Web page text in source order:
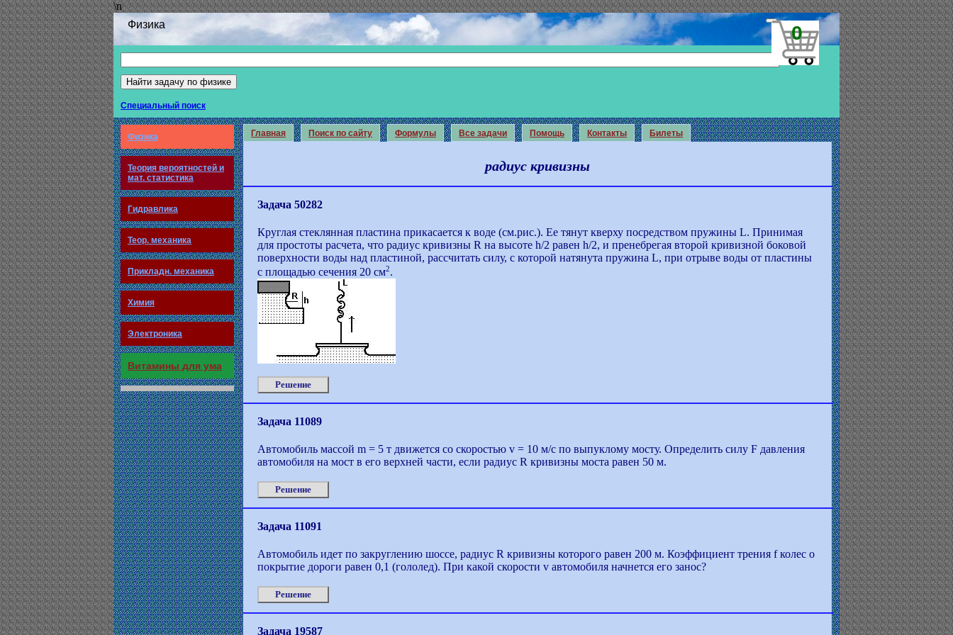
\n
Физика
0
Специальный поиск
Физика
Теория вероятностей и
мат. статистика
Гидравлика
Теор. механика
Прикладн. механика
Химия
Электроника
Витамины для ума
Главная Поиск по сайту Формулы Все задачи Помощь Контакты Билеты
радиус кривизны
Задача 50282
Круглая стеклянная пластина прикасается к воде (см.рис.). Ее тянут кверху посредством пружины L. Принимая
для простоты расчета, что радиус кривизны R на высоте h/2 равен h/2, и пренебрегая второй кривизной боковой
поверхности воды над пластиной, рассчитать силу, с которой натянута пружина L, при отрыве воды от пластины
с площадью сечения 20 см2.
Решение
Задача 11089
Автомобиль массой m = 5 т движется со скоростью v = 10 м/с по выпуклому мосту. Определить силу F давления
автомобиля на мост в его верхней части, если радиус R кривизны моста равен 50 м.
Решение
Задача 11091
Автомобиль идет по закруглению шоссе, радиус R кривизны которого равен 200 м. Коэффициент трения f колес о
покрытие дороги равен 0,1 (гололед). При какой скорости v автомобиля начнется его занос?
Решение
Задача 19587